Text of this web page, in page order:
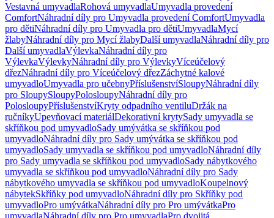
Vestavná umyvadlaRohová umyvadlaUmyvadla provedení
ComfortNáhradní díly pro Umyvadla provedení ComfortUmyvadla
pro dětiNáhradní díly pro Umyvadla pro dětiUmyvadlaMycí
žlabyNáhradní díly pro Mycí žlabyDalší umyvadlaNáhradní díly pro
Další umyvadlaVýlevkaNáhradní díly pro
VýlevkaVýlevkyNáhradní díly pro VýlevkyVíceúčelový
dřezNáhradní díly pro Víceúčelový dřezZáchytné kalové
umyvadloUmyvadla pro učebnyPříslušenstvíSloupyNáhradní díly
pro SloupySloupyPolosloupyNáhradní díly pro
PolosloupyPříslušenstvíKryty odpadního ventiluDržák na
ručníkyUpevňovací materiálDekorativní krytySady umyvadla se
skříňkou pod umyvadloSady umývátka se skříňkou pod
umyvadloNáhradní díly pro Sady umývátka se skříňkou pod
umyvadloSady umyvadla se skříňkou pod umyvadloNáhradní díly
pro Sady umyvadla se skříňkou pod umyvadloSady nábytkového
umyvadla se skříňkou pod umyvadloNáhradní díly pro Sady
nábytkového umyvadla se skříňkou pod umyvadloKoupelnový
nábytekSkříňky pod umyvadloNáhradní díly pro Skříňky pod
umyvadloPro umývátkaNáhradní díly pro Pro umývátkaPro
umyvadlaNáhradní díly pro Pro umyvadlaPro dvojitá